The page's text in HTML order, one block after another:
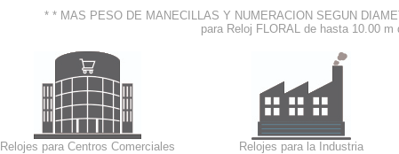
* * MAS PESO DE MANECILLAS Y NUMERACION SEGUN
para Reloj FLORAL de hasta 10.00 m
Relojes para Centros Comerciales Relojes para la Industria